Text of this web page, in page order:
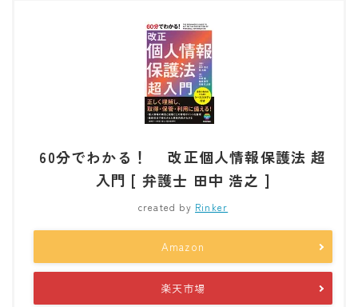
60分でわかる！ 改正個人情報保護法 超
入門 [ 弁護士 田中 浩之 ]
created by Rinker
Amazon
楽天市場